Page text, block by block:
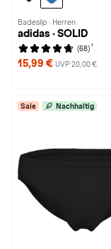
Badeslip · Herren
adidas · SOLID
(68) 1
15,99 € UVP 20,00 €
Sale Nachhaltig